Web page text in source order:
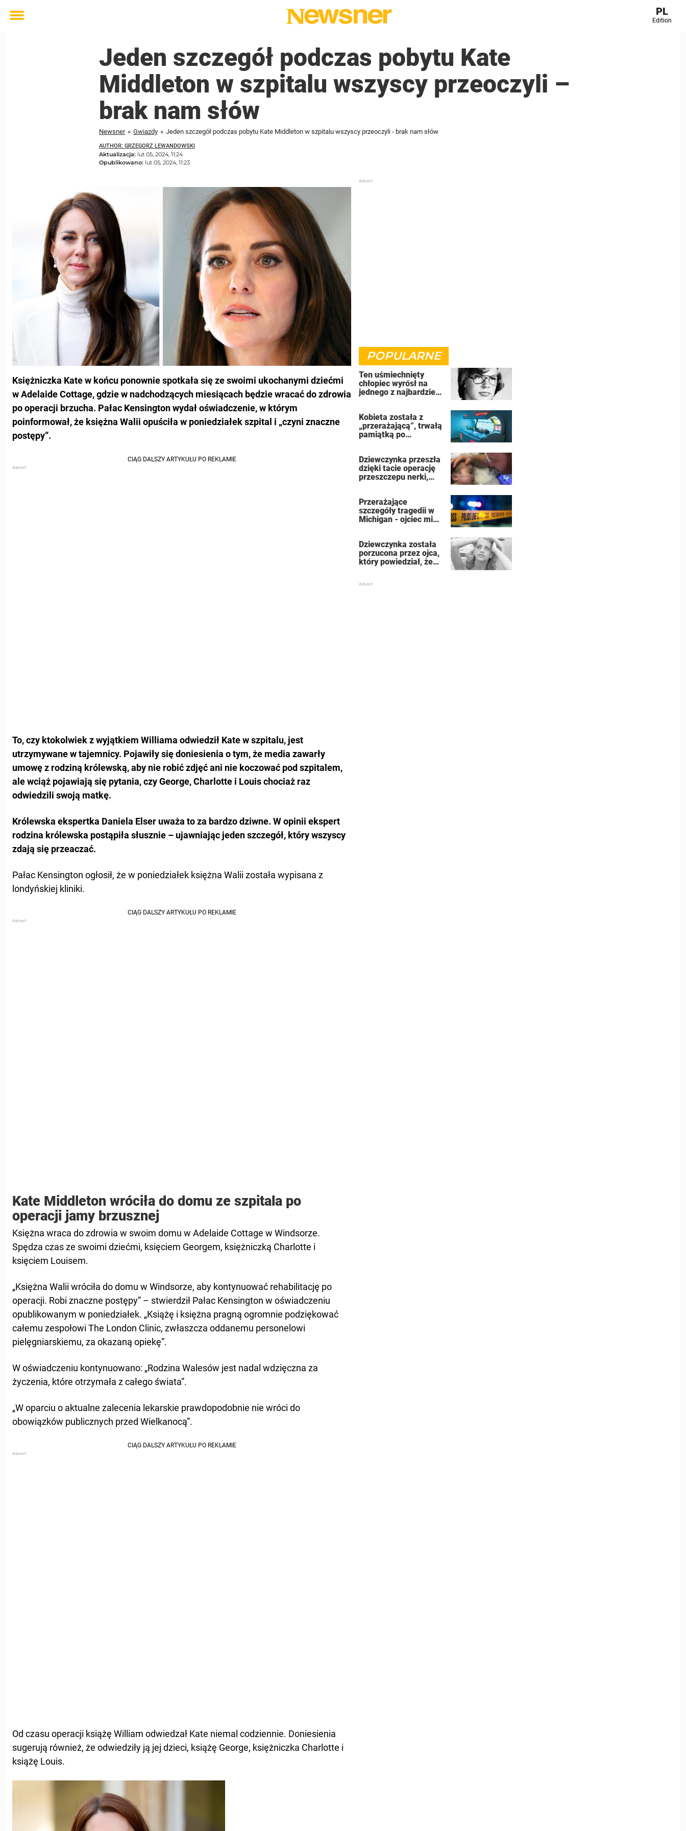
Toggle
PL
Edition
Jeden szczegół podczas pobytu Kate
Middleton w szpitalu wszyscy przeoczyli –
brak nam słów
Newsner » Gwiazdy » Jeden szczegół podczas pobytu Kate Middleton w szpitalu wszyscy przeoczyli - brak nam słów
AUTHOR: GRZEGORZ LEWANDOWSKI
Aktualizacja: lut 05, 2024, 11:24
Opublikowano: lut 05, 2024, 11:23
Księżniczka Kate w końcu ponownie spotkała się ze swoimi ukochanymi dziećmi
w Adelaide Cottage, gdzie w nadchodzących miesiącach będzie wracać do zdrowia
po operacji brzucha. Pałac Kensington wydał oświadczenie, w którym
poinformował, że księżna Walii opuściła w poniedziałek szpital i „czyni znaczne
postępy”.
To, czy ktokolwiek z wyjątkiem Williama odwiedził Kate w szpitalu, jest
utrzymywane w tajemnicy. Pojawiły się doniesienia o tym, że media zawarły
umowę z rodziną królewską, aby nie robić zdjęć ani nie koczować pod szpitalem,
ale wciąż pojawiają się pytania, czy George, Charlotte i Louis chociaż raz
odwiedzili swoją matkę.
Królewska ekspertka Daniela Elser uważa to za bardzo dziwne. W opinii ekspert
rodzina królewska postąpiła słusznie – ujawniając jeden szczegół, który wszyscy
zdają się przeaczać.
Pałac Kensington ogłosił, że w poniedziałek księżna Walii została wypisana z
londyńskiej kliniki.
Kate Middleton wróciła do domu ze szpitala po
operacji jamy brzusznej
Księżna wraca do zdrowia w swoim domu w Adelaide Cottage w Windsorze.
Spędza czas ze swoimi dziećmi, księciem Georgem, księżniczką Charlotte i
księciem Louisem.
„Księżna Walii wróciła do domu w Windsorze, aby kontynuować rehabilitację po
operacji. Robi znaczne postępy” – stwierdził Pałac Kensington w oświadczeniu
opublikowanym w poniedziałek. „Książę i księżna pragną ogromnie podziękować
całemu zespołowi The London Clinic, zwłaszcza oddanemu personelowi
pielęgniarskiemu, za okazaną opiekę”.
W oświadczeniu kontynuowano: „Rodzina Walesów jest nadal wdzięczna za
życzenia, które otrzymała z całego świata”.
„W oparciu o aktualne zalecenia lekarskie prawdopodobnie nie wróci do
obowiązków publicznych przed Wielkanocą”.
Od czasu operacji książę William odwiedzał Kate niemal codziennie. Doniesienia
sugerują również, że odwiedziły ją jej dzieci, książę George, księżniczka Charlotte i
książę Louis.
POPULARNE
Ten uśmiechnięty
chłopiec wyrósł na
jednego z najbardziej
Kobieta została z
„przerażającą”, trwałą
pamiątką po
Dziewczynka przeszła
dzięki tacie operację
przeszczepu nerki,
Przerażające
szczegóły tragedii w
Michigan - ojciec miał
siebie
Dziewczynka została
porzucona przez ojca,
który powiedział, że
znaną aktorką